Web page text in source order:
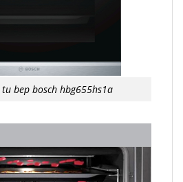
bep bosch hbg655hs1a